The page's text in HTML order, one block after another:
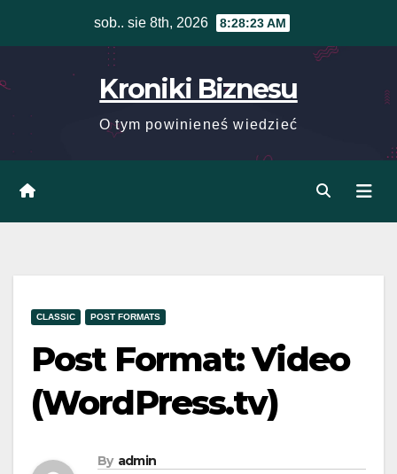
sob.. sie 8th, 2026 8:28:23 AM
Kroniki Biznesu
O tym powinieneś wiedzieć
CLASSIC POST FORMATS
Post Format: Video
(WordPress.tv)
By admin